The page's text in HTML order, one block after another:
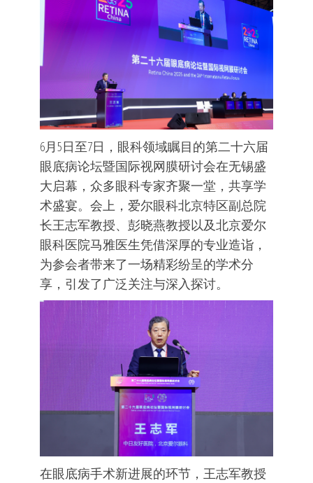
6月5日至7日，眼科领域瞩目的第二十六届
眼底病论坛暨国际视网膜研讨会在无锡盛
大启幕，众多眼科专家齐聚一堂，共享学
术盛宴。会上，爱尔眼科北京特区副总院
长王志军教授、彭晓燕教授以及北京爱尔
眼科医院马雅医生凭借深厚的专业造诣，
为参会者带来了一场精彩纷呈的学术分
享，引发了广泛关注与深入探讨。
在眼底病手术新进展的环节，王志军教授